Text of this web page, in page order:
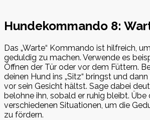
Hundekommando 8:
Das „Warte“ Kommando ist hilfreich,
geduldig zu machen. Verwende es
Öffnen der Tür oder vor dem Füttern.
deinen Hund ins „Sitz“ bringst und
vor sein Gesicht hältst. Sage dabei
belohne ihn, sobald er ruhig bleibt.
verschiedenen Situationen, um die
zu fördern.